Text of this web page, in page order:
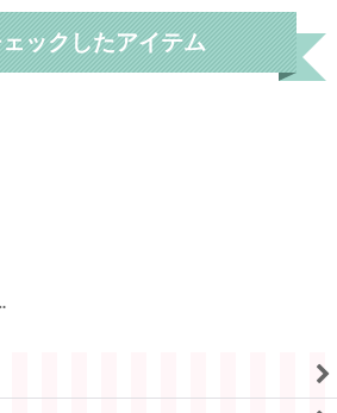
ックしたアイテム
年 犬 1種